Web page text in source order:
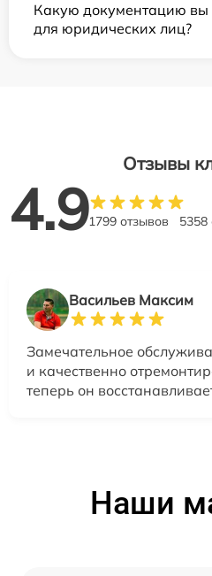
Какую документацию вы
для юридических лиц?
Отзывы
4.91799 отзывов 5358
Васильев Максим
Замечательное
и качественно
теперь он
Наши